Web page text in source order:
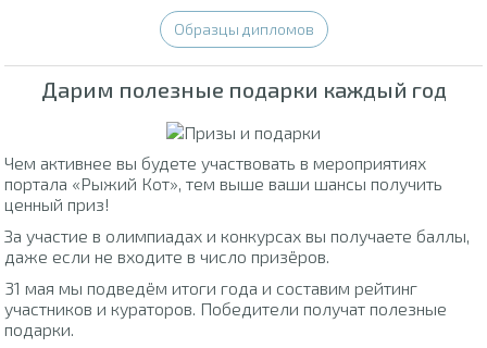
Образцы дипломов
Дарим полезные подарки каждый год
Чем активнее вы будете участвовать в мероприятиях
портала «Рыжий Кот», тем выше ваши шансы получить
ценный приз!
За участие в олимпиадах и конкурсах вы получаете баллы,
даже если не входите в число призёров.
31 мая мы подведём итоги года и составим рейтинг
участников и кураторов. Победители получат полезные
подарки.